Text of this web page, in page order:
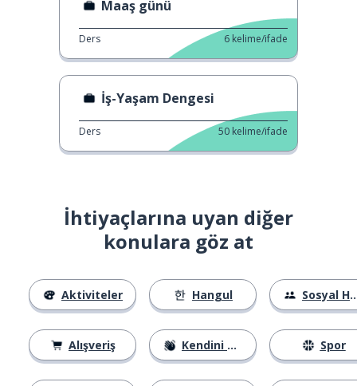
Maaş günü
Ders 6 kelime/ifade
İş-Yaşam Dengesi
Ders 50 kelime/ifade
İhtiyaçlarına uyan diğer
konulara göz at
Aktiviteler
Alışveriş
Hangul
Kendini Tanıtma
Sosyal Hayat
Spor